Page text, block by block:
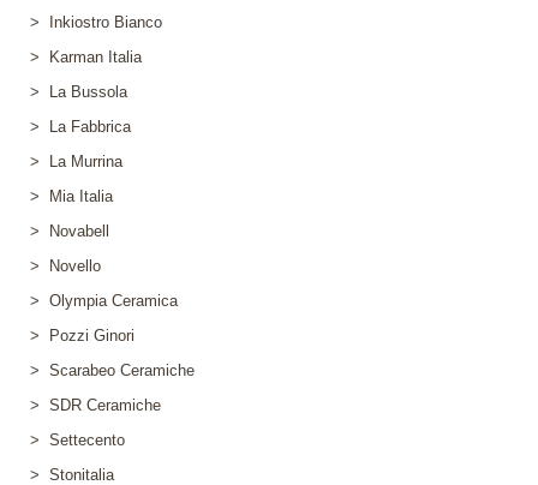
> Inkiostro Bianco
> Karman Italia
> La Bussola
> La Fabbrica
> La Murrina
> Mia Italia
> Novabell
> Novello
> Olympia Ceramica
> Pozzi Ginori
> Scarabeo Ceramiche
> SDR Ceramiche
> Settecento
> Stonitalia